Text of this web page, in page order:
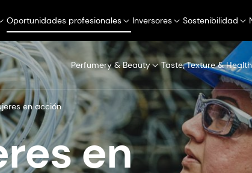
Oportunidades profesionales Inversores Sostenibilidad
Perfumery & Beauty Taste, Texture & Health
en acción
en